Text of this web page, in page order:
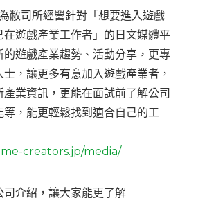
敝司所經營針對「想要進入遊戲
在遊戲產業工作者」的日文媒體平
的遊戲產業趨勢、活動分享，更專
，讓更多有意加入遊戲產業者，
業資訊，更能在面試前了解公司
等，能更輕鬆找到適合自己的工
creators.jp/media/
司介紹，讓大家能更了解